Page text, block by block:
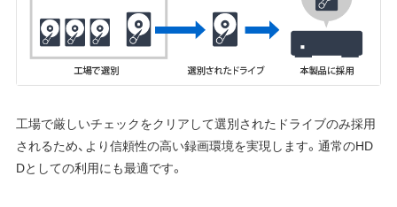
工場で厳しいチェックをクリアして選別されたドライブのみ採用
されるため、より信頼性の高い録画環境を実現します。通常のHD
Dとしての利用にも最適です。